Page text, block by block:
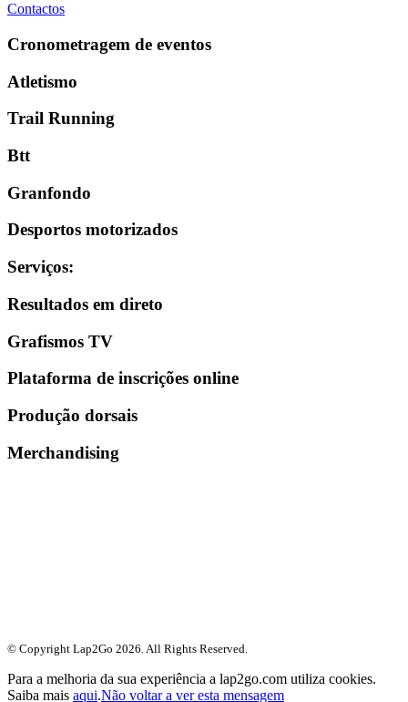
Contactos
Cronometragem de eventos
Atletismo
Trail Running
Btt
Granfondo
Desportos motorizados
Serviços:
Resultados em direto
Grafismos TV
Plataforma de inscrições online
Produção dorsais
Merchandising
© Copyright Lap2Go 2026. All Rights Reserved.
Para a melhoria da sua experiência a lap2go.com utiliza cookies.
Saiba mais aqui.Não voltar a ver esta mensagem